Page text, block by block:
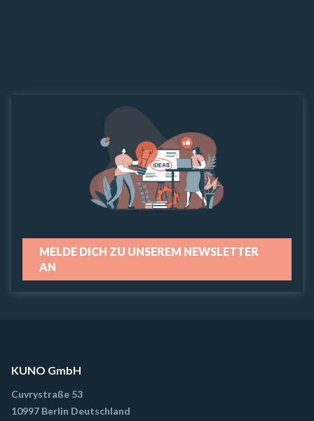
MELDE DICH ZU UNSEREM NEWSLETTER
AN
KUNO GmbH
Cuvrystraße 53
10997 Berlin Deutschland